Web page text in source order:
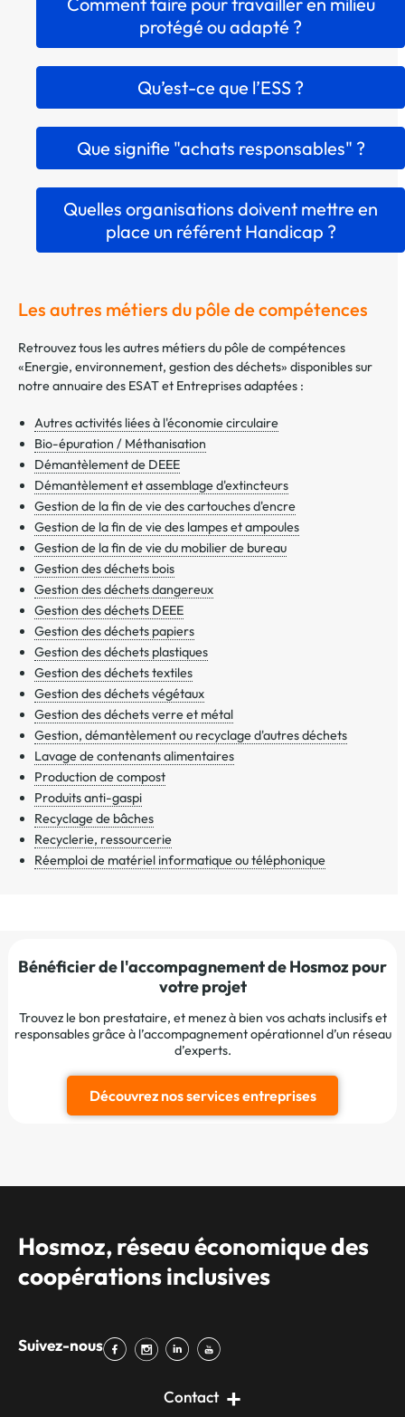
protégé ou adapté ?
Qu’est-ce que l’ESS ?
Que signifie "achats responsables" ?
Quelles organisations doivent mettre en
place un référent Handicap ?
Les autres métiers du pôle de compétences
Retrouvez tous les autres métiers du pôle de compétences
«Energie, environnement, gestion des déchets» disponibles sur
notre annuaire des ESAT et Entreprises adaptées :
Autres activités liées à l'économie circulaire
Bio-épuration / Méthanisation
Démantèlement de DEEE
Démantèlement et assemblage d'extincteurs
Gestion de la fin de vie des cartouches d'encre
Gestion de la fin de vie des lampes et ampoules
Gestion de la fin de vie du mobilier de bureau
Gestion des déchets bois
Gestion des déchets dangereux
Gestion des déchets DEEE
Gestion des déchets papiers
Gestion des déchets plastiques
Gestion des déchets textiles
Gestion des déchets végétaux
Gestion des déchets verre et métal
Gestion, démantèlement ou recyclage d'autres déchets
Lavage de contenants alimentaires
Production de compost
Produits anti-gaspi
Recyclage de bâches
Recyclerie, ressourcerie
Réemploi de matériel informatique ou téléphonique
Bénéficier de l'accompagnement de Hosmoz pour
votre projet
Trouvez le bon prestataire, et menez à bien vos achats inclusifs et
responsables grâce à l’accompagnement opérationnel d’un réseau
d’experts.
Découvrez nos services entreprises
Hosmoz, réseau économique des
coopérations inclusives
Suivez-nous
Contact